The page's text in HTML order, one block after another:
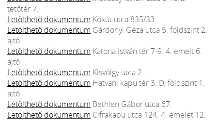
tetőtér 7.
Letölthető dokumentum Kőkút utca 835/33.
Letölthető dokumentum Gárdonyi Géza utca 5. földszint 2.
ajtó
Letölthető dokumentum Katona István tér 7-9. 4. emelt 6.
ajtó
Letölthető dokumentum Kisvölgy utca 2.
Letölthető dokumentum Hatvani kapu tér 3. D. földszint 1.
ajtó
Letölthető dokumentum Bethlen Gábor utca 67.
Letölthető dokumentum Cifrakapu utca 124. 4. emelet 12.